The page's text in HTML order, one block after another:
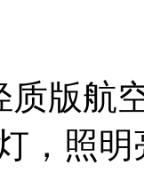
质版航
，照